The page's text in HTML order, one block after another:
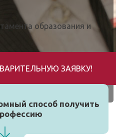
образования и
ЗАЯВКУ!
способ получить